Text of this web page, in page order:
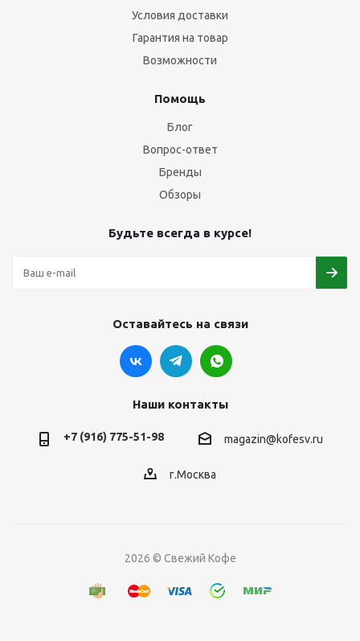
Условия доставки
Гарантия на товар
Возможности
Помощь
Блог
Вопрос-ответ
Бренды
Обзоры
Будьте всегда в курсе!
Оставайтесь на связи
Наши контакты
+7 (916) 775-51-98 magazin@kofesv.ru
г.Москва
2026 © Свежий Кофе